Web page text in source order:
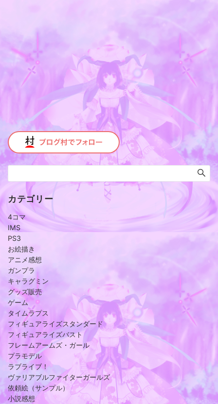
カテゴリー
4コマ
IMS
PS3
お絵描き
アニメ感想
ガンプラ
キャラグミン
グッズ販売
ゲーム
タイムラプス
フィギュアライズスタンダード
フィギュアライズバスト
フレームアームズ・ガール
プラモデル
ラブライブ！
ヴァリアブルファイターガールズ
依頼絵（サンプル）
小説感想